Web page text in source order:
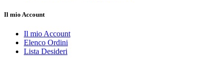
Il mio Account
Il mio Account
Elenco Ordini
Lista Desideri